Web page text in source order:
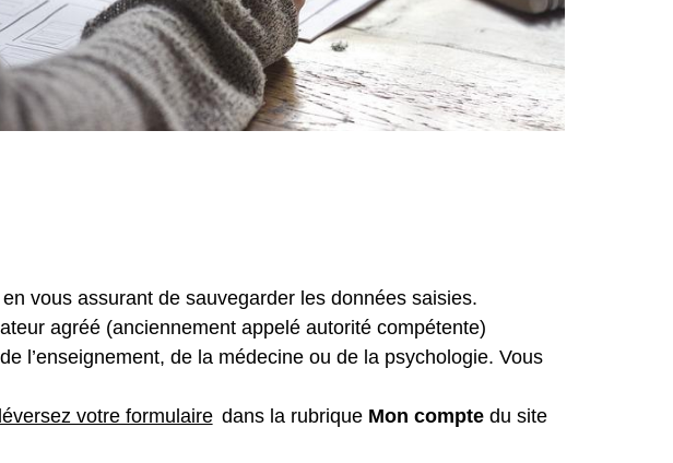
vous assurant de sauvegarder les données saisies.
agréé (anciennement appelé autorité compétente)
l’enseignement, de la médecine ou de la psychologie. Vous
votre formulaire dans la rubrique Mon compte du site